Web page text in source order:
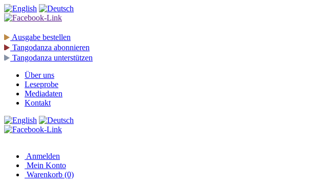
Ausgabe bestellen
Tangodanza abonnieren
Tangodanza unterstützen
Über uns
Leseprobe
Mediadaten
Kontakt
Anmelden
Mein Konto
Warenkorb (0)